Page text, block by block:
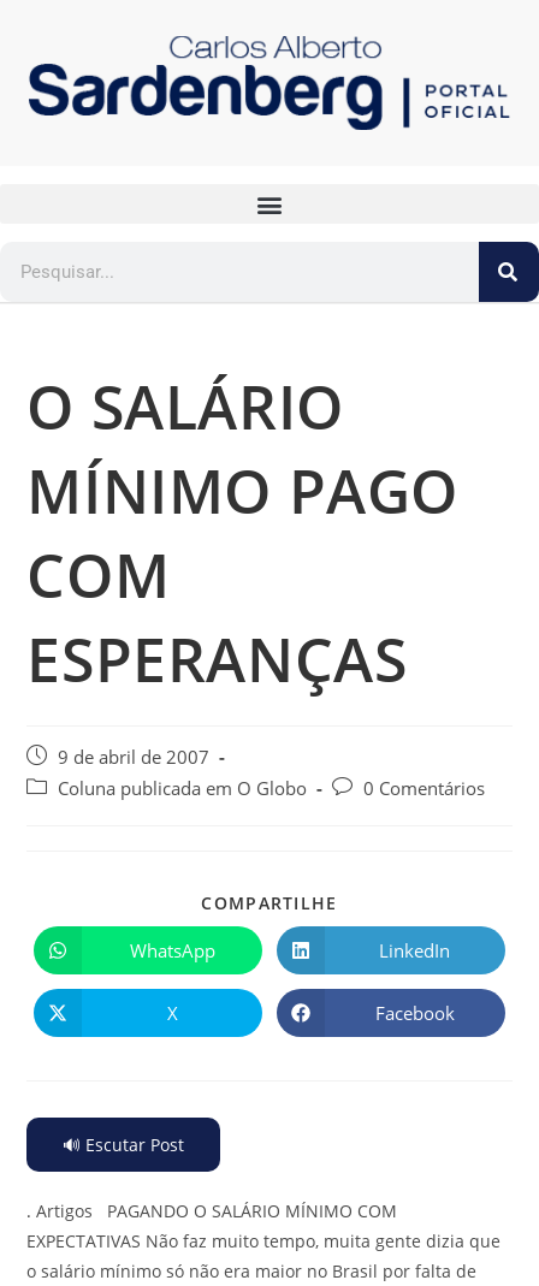
O SALÁRIO
MÍNIMO PAGO
COM
ESPERANÇAS
9 de abril de 2007
Coluna publicada em O Globo
0 Comentários
COMPARTILHE
WhatsApp LinkedIn
X Facebook
🔊 Escutar Post
. Artigos PAGANDO O SALÁRIO MÍNIMO COM
EXPECTATIVAS Não faz muito tempo, muita gente dizia que
o salário mínimo só não era maior no Brasil por falta de